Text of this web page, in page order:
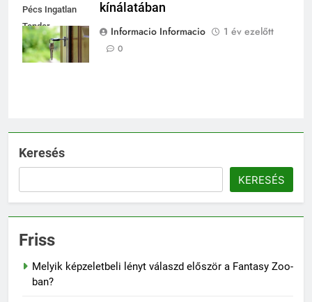
Pécs Ingatlan
Tender
kínálatában
kínálatában
Informacio Informacio
1 év ezelőtt
0
Keresés
KERESÉS
Friss
Melyik képzeletbeli lényt válaszd először a Fantasy Zoo-
ban?